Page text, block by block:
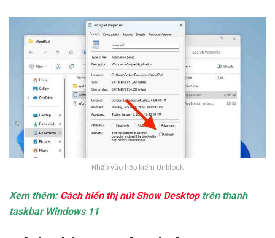
Nhấp vào hộp kiểm Unblock
Xem thêm: Cách hiển thị nút Show Desktoptrên thanh
taskbar Windows 11